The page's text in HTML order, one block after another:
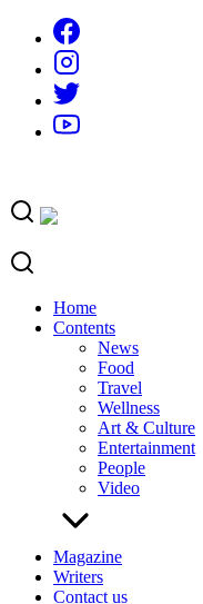
content
Home
Contents
News
Food
Travel
Wellness
Art & Culture
Entertainment
People
Video
Magazine
Writers
Contact us